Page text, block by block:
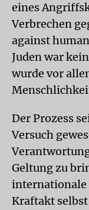
eines
Verbrechen
against
Juden war
wurde vor
Der Prozess
Versuch
Geltung zu
internationale
Kraftakt